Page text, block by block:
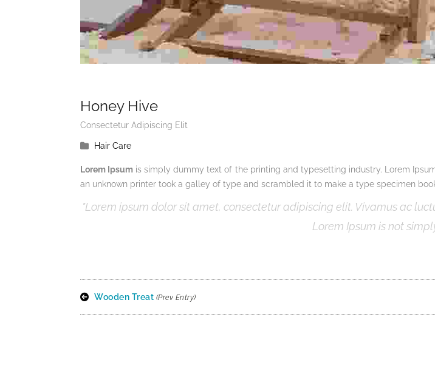
Honey Hive
Consectetur Adipiscing Elit
Hair Care
Lorem Ipsum is simply dummy text of the printing and typesetting industry. Lorem
an unknown printer took a galley of type and scrambled it to make a type specimen
Lorem ipsum dolor sit amet, consectetur adipiscing elit. Vivamus ac
Lorem Ipsum is not
Wooden Treat (Prev Entry)